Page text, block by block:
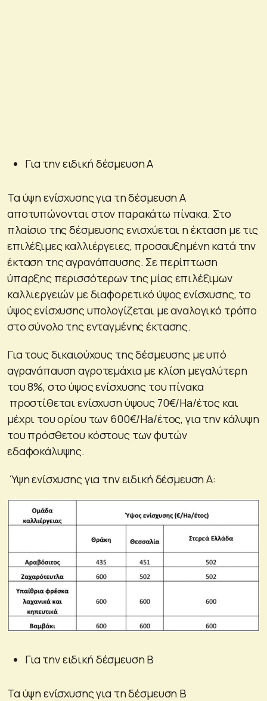
Για την ειδική δέσμευση Α
Τα ύψη ενίσχυσης για τη δέσμευση Α
αποτυπώνονται στον παρακάτω πίνακα. Στο
πλαίσιο της δέσμευσης ενισχύεται η έκταση με τις
επιλέξιμες καλλιέργειες, προσαυξημένη κατά την
έκταση της αγρανάπαυσης. Σε περίπτωση
ύπαρξης περισσότερων της μίας επιλέξιμων
καλλιεργειών με διαφορετικό ύψος ενίσχυσης, το
ύψος ενίσχυσης υπολογίζεται με αναλογικό τρόπο
στο σύνολο της ενταγμένης έκτασης.
Για τους δικαιούχους της δέσμευσης με υπό
αγρανάπαυση αγροτεμάχια με κλίση μεγαλύτερη
του 8%, στο ύψος ενίσχυσης του πίνακα
προστίθεται ενίσχυση ύψους 70€/Ha/έτος και
μέχρι του ορίου των 600€/Ha/έτος, για την κάλυψη
του πρόσθετου κόστους των φυτών
εδαφοκάλυψης.
Ύψη ενίσχυσης για την ειδική δέσμευση Α:
Για την ειδική δέσμευση Β
Τα ύψη ενίσχυσης για τη δέσμευση Β